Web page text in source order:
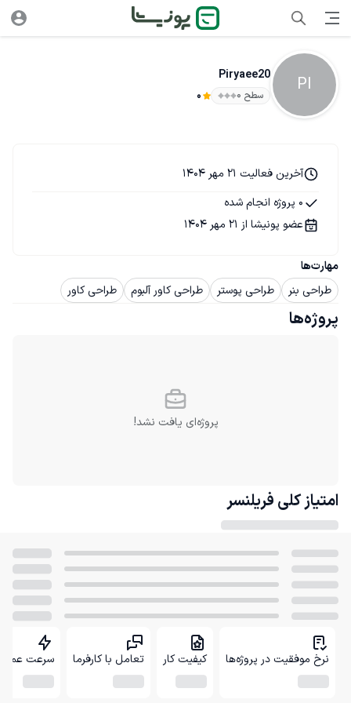
PI
Piryaee20
سطح ۰ 0
مهارت‌ها
طراحی بنر
طراحی پوستر طراحی کاور آلبوم طراحی کاور
آخرین فعالیت 21 مهر 1404
0 پروژه انجام شده
عضو پونیشا از 21 مهر 1404
پروژه‌ها
پروژه‌ای یافت نشد!
امتیاز کلی فریلنسر
نرخ موفقیت در پروژه‌ها کیفیت کار تعامل با کارفرما سرعت عمل